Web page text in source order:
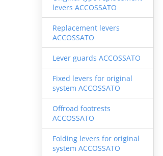
levers ACCOSSATO
Replacement levers
ACCOSSATO
Lever guards ACCOSSATO
Fixed levers for original
system ACCOSSATO
Offroad footrests
ACCOSSATO
Folding levers for original
system ACCOSSATO